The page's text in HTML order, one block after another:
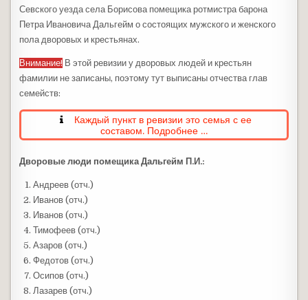
Севского уезда села Борисова помещика ротмистра барона
Петра Ивановича Дальгейм о состоящих мужского и женского
пола дворовых и крестьянах.
Внимание! В этой ревизии у дворовых людей и крестьян
фамилии не записаны, поэтому тут выписаны отчества глав
семейств:
Каждый пункт в ревизии это семья с ее
составом. Подробнее …
Дворовые люди помещика Дальгейм П.И.:
Андреев (отч.)
Иванов (отч.)
Иванов (отч.)
Тимофеев (отч.)
Азаров (отч.)
Федотов (отч.)
Осипов (отч.)
Лазарев (отч.)